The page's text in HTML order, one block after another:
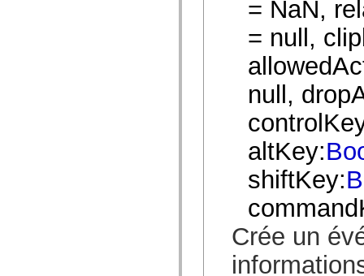
spark.automation.delegates.components.gridClasses
spark.automation.delegates.components.mediaClasses
= NaN,
= null,
null,
altKey:
shiftKey:
Crée un